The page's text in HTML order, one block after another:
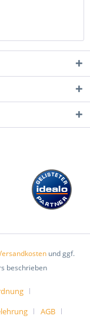
und ggf.
beschrieben
AGB